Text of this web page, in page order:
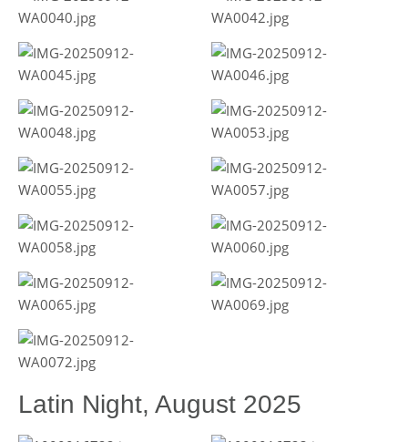
Latin Night, August 2025